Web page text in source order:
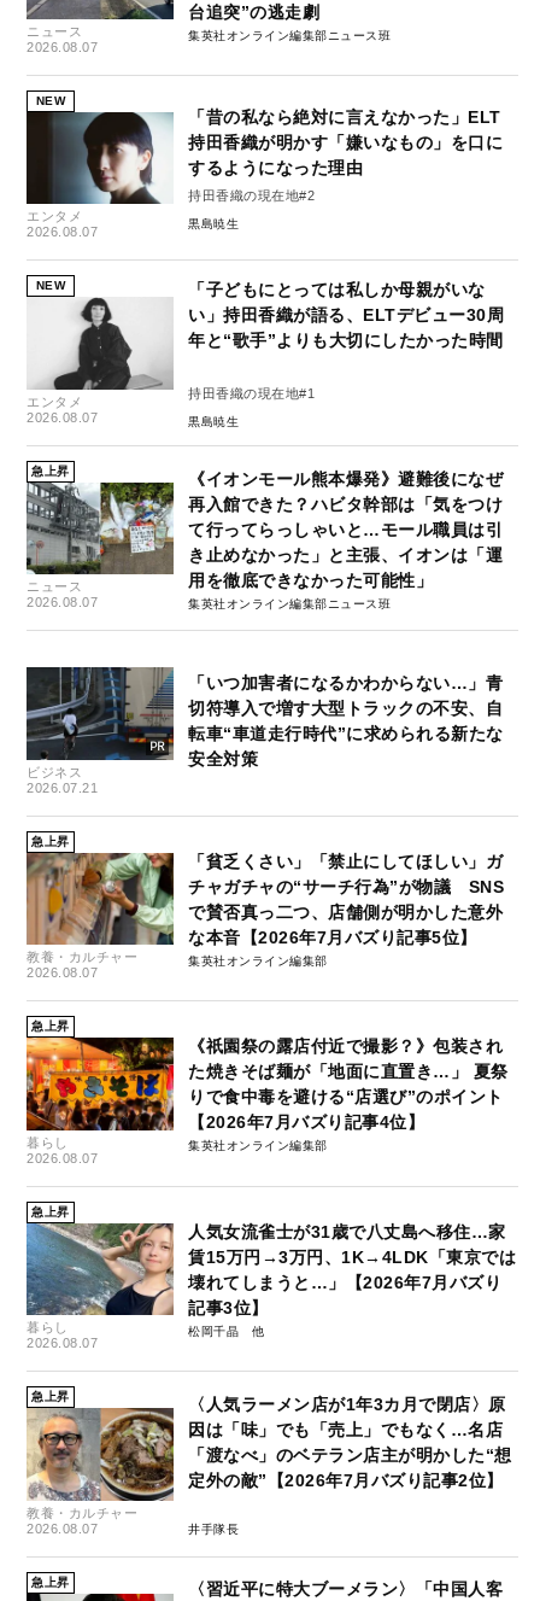
ニュース
2026.08.07
台追突”の逃走劇
集英社オンライン編集部ニュース班
NEW
エンタメ
2026.08.07
「昔の私なら絶対に言えなかった」ELT
持田香織が明かす「嫌いなもの」を口に
するようになった理由
持田香織の現在地#2
黒島暁生
NEW
エンタメ
2026.08.07
「子どもにとっては私しか母親がいな
い」持田香織が語る、ELTデビュー30周
年と“歌手”よりも大切にしたかった時間
持田香織の現在地#1
黒島暁生
急上昇
ニュース
2026.08.07
《イオンモール熊本爆発》避難後になぜ
再入館できた？ハビタ幹部は「気をつけ
て行ってらっしゃいと…モール職員は引
き止めなかった」と主張、イオンは「運
用を徹底できなかった可能性」
集英社オンライン編集部ニュース班
ビジネス
2026.07.21
「いつ加害者になるかわからない…」青
切符導入で増す大型トラックの不安、自
転車“車道走行時代”に求められる新たな
安全対策
急上昇
教養・カルチャー
2026.08.07
「貧乏くさい」「禁止にしてほしい」ガ
チャガチャの“サーチ行為”が物議 SNS
で賛否真っ二つ、店舗側が明かした意外
な本音【2026年7月バズり記事5位】
集英社オンライン編集部
急上昇
暮らし
2026.08.07
《祇園祭の露店付近で撮影？》包装され
た焼きそば麺が「地面に直置き…」 夏祭
りで食中毒を避ける“店選び”のポイント
【2026年7月バズり記事4位】
集英社オンライン編集部
急上昇
暮らし
2026.08.07
人気女流雀士が31歳で八丈島へ移住…家
賃15万円→3万円、1K→4LDK「東京では
壊れてしまうと…」【2026年7月バズり
記事3位】
松岡千晶
急上昇
教養・カルチャー
2026.08.07
〈人気ラーメン店が1年3カ月で閉店〉原
因は「味」でも「売上」でもなく…名店
「渡なべ」のベテラン店主が明かした“想
定外の敵”【2026年7月バズり記事2位】
井手隊長
急上昇
〈習近平に特大ブーメラン〉「中国人客